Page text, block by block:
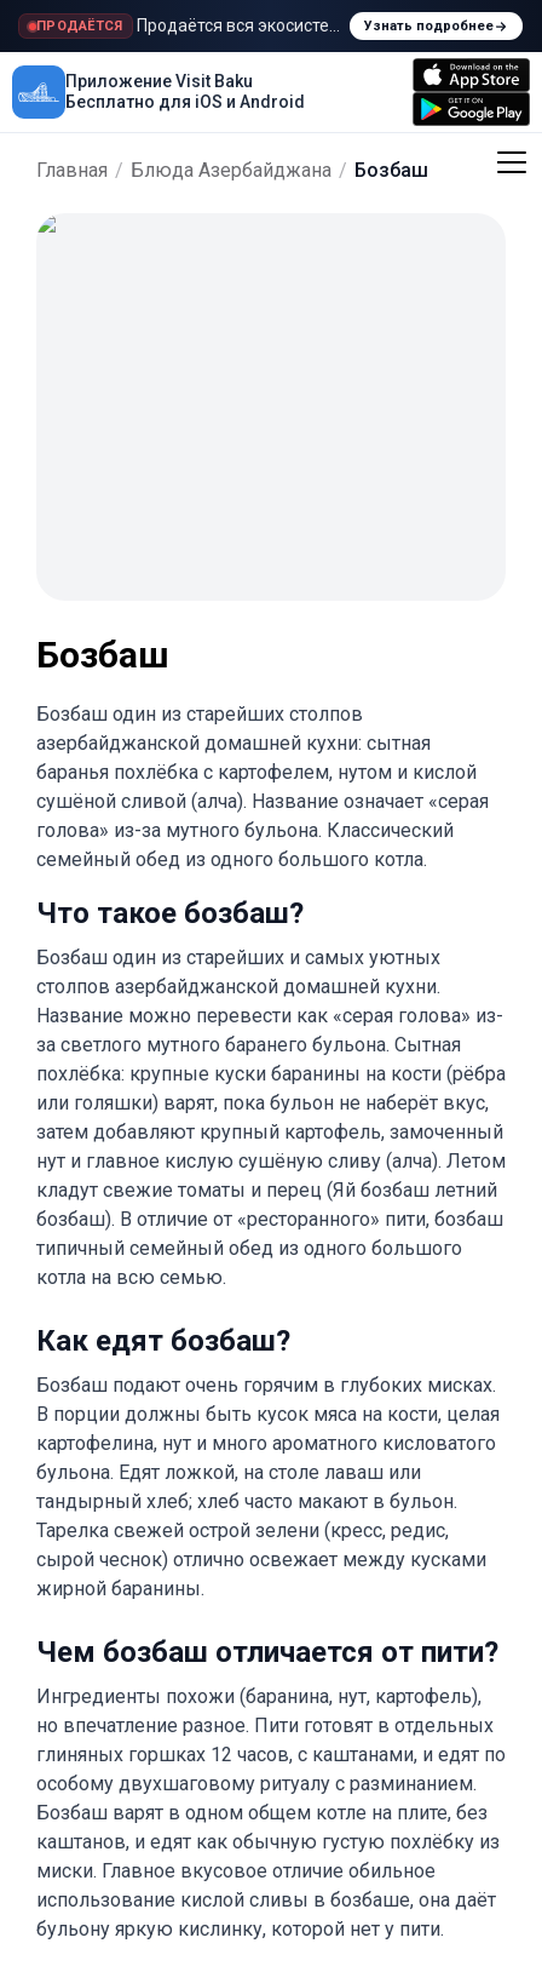
ПРОДАЁТСЯ Продаётся вся экосистема Visit BakuУзнать подробнее
Приложение Visit Baku
Бесплатно для iOS и Android
Главная / Блюда Азербайджана / Бозбаш
Бозбаш
Бозбаш один из старейших столпов
азербайджанской домашней кухни: сытная
баранья похлёбка с картофелем, нутом и кислой
сушёной сливой (алча). Название означает «серая
голова» из-за мутного бульона. Классический
семейный обед из одного большого котла.
Что такое бозбаш?
Бозбаш один из старейших и самых уютных
столпов азербайджанской домашней кухни.
Название можно перевести как «серая голова» из-
за светлого мутного баранего бульона. Сытная
похлёбка: крупные куски баранины на кости (рёбра
или голяшки) варят, пока бульон не наберёт вкус,
затем добавляют крупный картофель, замоченный
нут и главное кислую сушёную сливу (алча). Летом
кладут свежие томаты и перец (Яй бозбаш летний
бозбаш). В отличие от «ресторанного» пити, бозбаш
типичный семейный обед из одного большого
котла на всю семью.
Как едят бозбаш?
Бозбаш подают очень горячим в глубоких мисках.
В порции должны быть кусок мяса на кости, целая
картофелина, нут и много ароматного кисловатого
бульона. Едят ложкой, на столе лаваш или
тандырный хлеб; хлеб часто макают в бульон.
Тарелка свежей острой зелени (кресс, редис,
сырой чеснок) отлично освежает между кусками
жирной баранины.
Чем бозбаш отличается от пити?
Ингредиенты похожи (баранина, нут, картофель),
но впечатление разное. Пити готовят в отдельных
глиняных горшках 12 часов, с каштанами, и едят по
особому двухшаговому ритуалу с разминанием.
Бозбаш варят в одном общем котле на плите, без
каштанов, и едят как обычную густую похлёбку из
миски. Главное вкусовое отличие обильное
использование кислой сливы в бозбаше, она даёт
бульону яркую кислинку, которой нет у пити.